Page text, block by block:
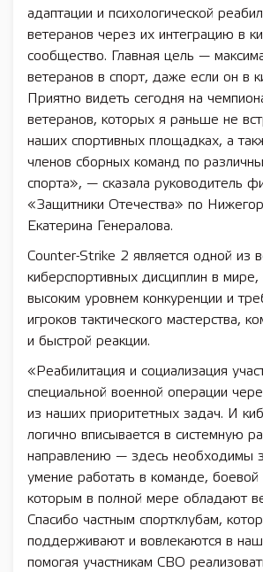
адаптации и психологической
ветеранов через их интеграцию в
сообщество. Главная цель —
ветеранов в спорт, даже если он в
Приятно видеть сегодня на
ветеранов, которых я раньше не
наших спортивных площадках, а
членов сборных команд по
спорта», — сказала руководитель
«Защитники Отечества» по
Екатерина Генералова.
Counter-Strike 2 является одной из
киберспортивных дисциплин в
высоким уровнем конкуренции и
игроков тактического мастерства,
и быстрой реакции.
«Реабилитация и социализация
специальной военной операции
из наших приоритетных задач. И
логично вписывается в системную
направлению — здесь необходимы
умение работать в команде, боевой
которым в полной мере обладают
Спасибо частным спортклубам,
поддерживают и вовлекаются в
помогая участникам СВО